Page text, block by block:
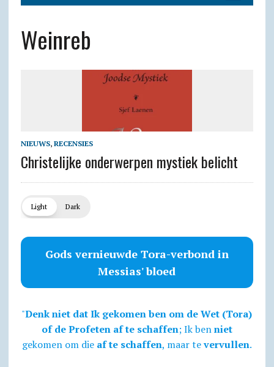
Weinreb
NIEUWS, RECENSIES
Christelijke onderwerpen mystiek belicht
Light Dark
Gods vernieuwde Tora-verbond in
Messias' bloed
"Denk niet dat Ik gekomen ben om de Wet (Tora)
of de Profeten af te schaffen; Ik benniet
gekomen om die af te schaffen, maar tevervullen.